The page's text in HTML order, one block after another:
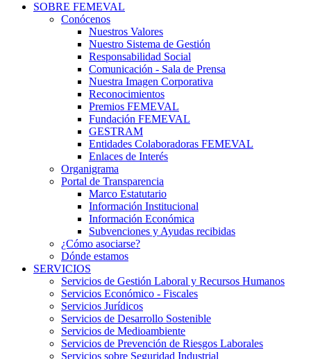
SOBRE FEMEVAL
Conócenos
Nuestros Valores
Nuestro Sistema de Gestión
Responsabilidad Social
Comunicación - Sala de Prensa
Nuestra Imagen Corporativa
Reconocimientos
Premios FEMEVAL
Fundación FEMEVAL
GESTRAM
Entidades Colaboradoras FEMEVAL
Enlaces de Interés
Organigrama
Portal de Transparencia
Marco Estatutario
Información Institucional
Información Económica
Subvenciones y Ayudas recibidas
¿Cómo asociarse?
Dónde estamos
SERVICIOS
Servicios de Gestión Laboral y Recursos Humanos
Servicios Económico - Fiscales
Servicios Jurídicos
Servicios de Desarrollo Sostenible
Servicios de Medioambiente
Servicios de Prevención de Riesgos Laborales
Servicios sobre Seguridad Industrial